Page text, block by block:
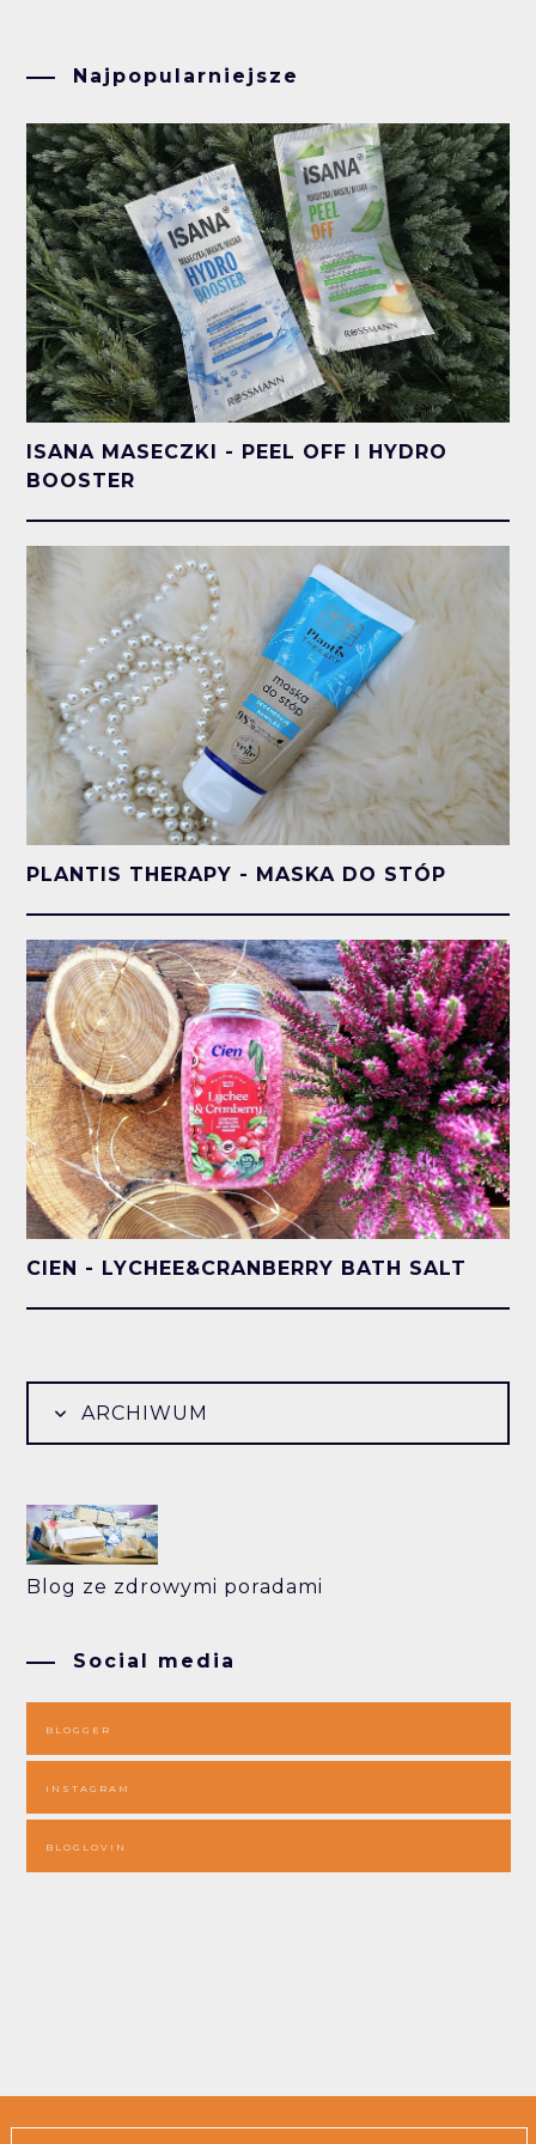
Najpopularniejsze
ISANA MASECZKI - PEEL OFF I HYDRO
BOOSTER
PLANTIS THERAPY - MASKA DO STÓP
CIEN - LYCHEE&CRANBERRY BATH SALT
ARCHIWUM
Blog ze zdrowymi poradami
Social media
BLOGGER
INSTAGRAM
BLOGLOVIN